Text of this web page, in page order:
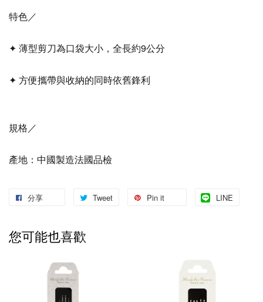
特色／
✦ 薄型剪刀為口袋大小，全長約9公分
✦ 方便攜帶與收納的同時依舊鋒利
規格／
產地： 中國製造法國品檢
分享 Tweet Pin it LINE
您可能也喜歡